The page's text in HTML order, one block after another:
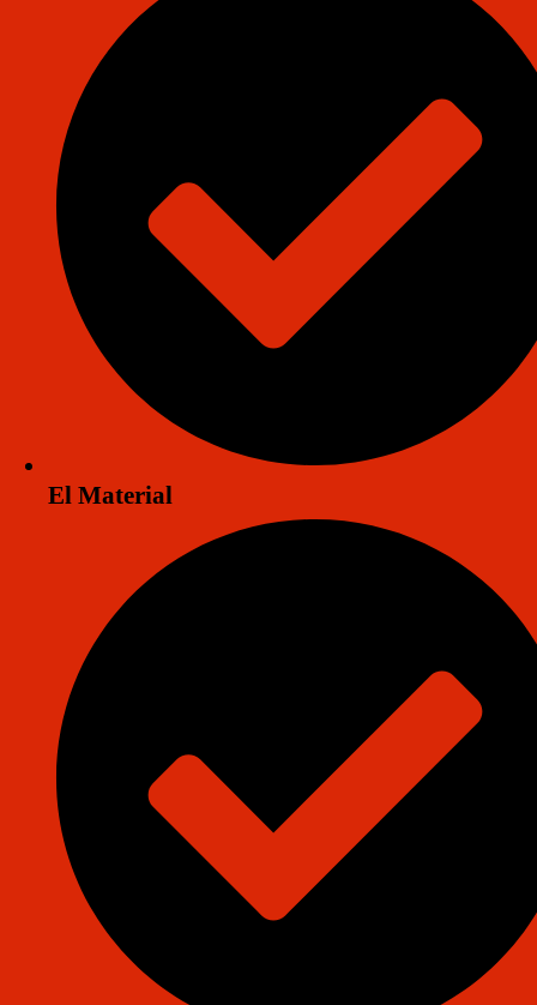
Venta de Producto
Impermeabilización de tanques de agua
en Puerto Vallarta
La protección de los tanques de agua es fundamental para evitar
filtraciones y daños en la estructura, asegurando la calidad del agua
El Material